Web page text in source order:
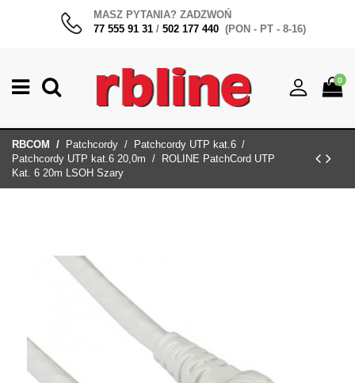
MASZ PYTANIA? ZADZWOŃ
77 555 91 31 / 502 177 440 (PON - PT - 8-16)
0
RBCOM Patchcordy
Patchcordy UTP kat.6
Patchcordy UTP kat.6 20,0m
ROLINE PatchCord UTP
Kat. 6 20m LSOH Szary